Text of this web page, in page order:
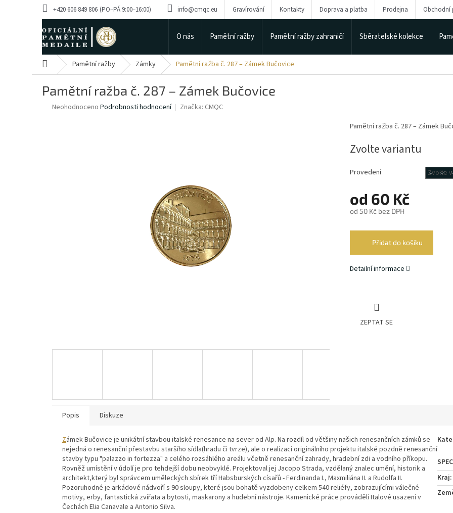
+420 606 849 806 info@cmqc.eu Gravírování Kontakty Doprava a platba Prodejna Obchodní
O nás Pamětní ražby Pamětní ražby zahraničí Sběratelské kolekce
Domů Pamětní ražby Zámky Pamětní ražba č. 287 – Zámek Bučovice
Pamětní ražba č. 287 – Zámek Bučovice
Průměrné
Neohodnoceno Podrobnosti hodnocení Značka: CMQC
od 60 Kč
od 50 Kč bez DPH
Zvolte variantu
Provedení
Přidat do košíku
Pamětní ražba č. 287 – Zámek
Detailní informace
ZEPTAT SE
Popis Diskuze
Zámek Bučovice je unikátní stavbou italské renesance na sever od Alp. Na rozdíl od většiny našich renesančních zámků se
nejedná o renesanční přestavbu staršího sídla(hradu či tvrze), ale o realizaci originálního projektu italské pozdně renesanční
stavby typu "palazzo in fortezza" a celého rozsáhlého areálu včetně renesanční zahrady, hradební zdi a vodního příkopu.
Rovněž umístění v údolí je pro tehdejší dobu neobvyklé. Projektoval jej Jacopo Strada, vzdělaný znalec umění, historik a
architekt,který byl správcem uměleckých sbírek tří Habsburských císařů - Ferdinanda I., Maxmiliána II. a Rudolfa II.
Pozoruhodné je arkádové nádvoří s 90 sloupy, které jsou bohatě vyzdobeny celkem 540 reliéfy, zobrazujícími válečné
motivy, erby, fantastická zvířata a bytosti, maskarony a hudební nástroje. Kamenické práce prováděli Italové usazení v
Čechách Elia Canavale a Antonio Silva.
Kraj: